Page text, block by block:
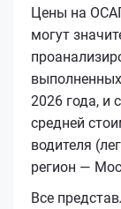
Цены на
могут
2026 года, и
средней
водителя
регион —
Все